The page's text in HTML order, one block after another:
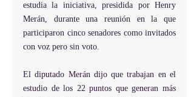
estudia la iniciativa, presidida por Henry
Merán, durante una reunión en la que
participaron cinco senadores como invitados
con voz pero sin voto.
El diputado Merán dijo que trabajan en el
estudio de los 22 puntos que generan más